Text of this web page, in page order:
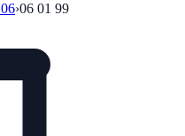
06›06 01 99